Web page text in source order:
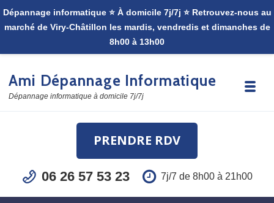
Ami Dépannage Informatique
Dépannage informatique à domicile 7j/7j
PRENDRE RDV
06 26 57 53 23 7j/7 de 8h00 à 21h00